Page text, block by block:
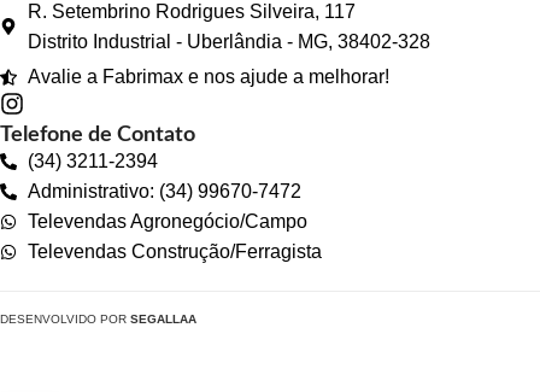
R. Setembrino Rodrigues Silveira, 117
Distrito Industrial - Uberlândia - MG, 38402-328
Avalie a Fabrimax e nos ajude a melhorar!
Telefone de Contato
(34) 3211-2394
Administrativo: (34) 99670-7472
Televendas Agronegócio/Campo
Televendas Construção/Ferragista
DESENVOLVIDO POR SEGALLAA